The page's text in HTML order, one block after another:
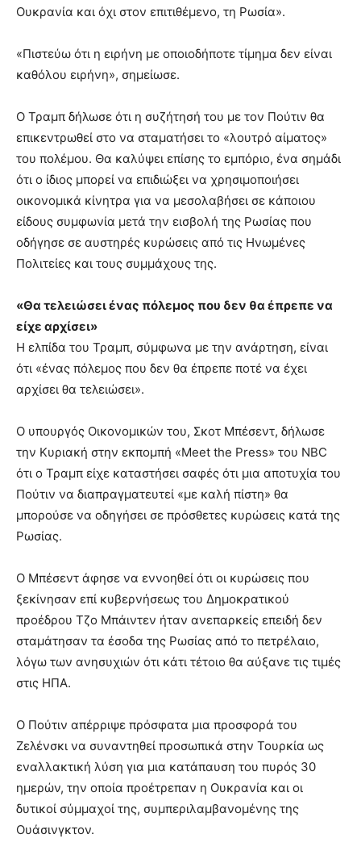
Ουκρανία και όχι στον επιτιθέμενο, τη Ρωσία».
«Πιστεύω ότι η ειρήνη με οποιοδήποτε τίμημα δεν είναι
καθόλου ειρήνη», σημείωσε.
Ο Τραμπ δήλωσε ότι η συζήτησή του με τον Πούτιν θα
επικεντρωθεί στο να σταματήσει το «λουτρό αίματος»
του πολέμου. Θα καλύψει επίσης το εμπόριο, ένα σημάδι
ότι ο ίδιος μπορεί να επιδιώξει να χρησιμοποιήσει
οικονομικά κίνητρα για να μεσολαβήσει σε κάποιου
είδους συμφωνία μετά την εισβολή της Ρωσίας που
οδήγησε σε αυστηρές κυρώσεις από τις Ηνωμένες
Πολιτείες και τους συμμάχους της.
«Θα τελειώσει ένας πόλεμος που δεν θα έπρεπε να
είχε αρχίσει»
Η ελπίδα του Τραμπ, σύμφωνα με την ανάρτηση, είναι
ότι «ένας πόλεμος που δεν θα έπρεπε ποτέ να έχει
αρχίσει θα τελειώσει».
Ο υπουργός Οικονομικών του, Σκοτ Μπέσεντ, δήλωσε
την Κυριακή στην εκπομπή «Meet the Press» του NBC
ότι ο Τραμπ είχε καταστήσει σαφές ότι μια αποτυχία του
Πούτιν να διαπραγματευτεί «με καλή πίστη» θα
μπορούσε να οδηγήσει σε πρόσθετες κυρώσεις κατά της
Ρωσίας.
Ο Μπέσεντ άφησε να εννοηθεί ότι οι κυρώσεις που
ξεκίνησαν επί κυβερνήσεως του Δημοκρατικού
προέδρου Τζο Μπάιντεν ήταν ανεπαρκείς επειδή δεν
σταμάτησαν τα έσοδα της Ρωσίας από το πετρέλαιο,
λόγω των ανησυχιών ότι κάτι τέτοιο θα αύξανε τις τιμές
στις ΗΠΑ.
Ο Πούτιν απέρριψε πρόσφατα μια προσφορά του
Ζελένσκι να συναντηθεί προσωπικά στην Τουρκία ως
εναλλακτική λύση για μια κατάπαυση του πυρός 30
ημερών, την οποία προέτρεπαν η Ουκρανία και οι
δυτικοί σύμμαχοί της, συμπεριλαμβανομένης της
Ουάσινγκτον.